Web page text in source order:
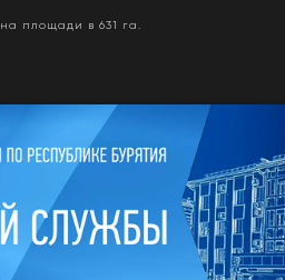
площади в 631 га.